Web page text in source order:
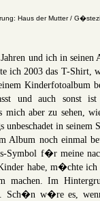
Haus der Mutter /
und ich in
ich 2003 das T-Shirt,
Kinderfotoalbum
und auch sonst
mich aber zu sehen,
unbeschadet in
noch einmal
Symbol f�r meine
habe, m�chte
machen. Im
Sch�n w�re es,